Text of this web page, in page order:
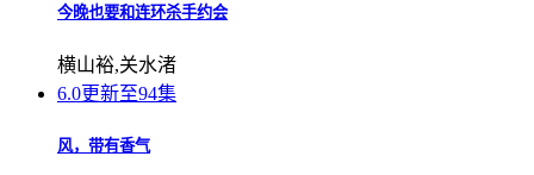
今晚也要和连环杀手约会
横山裕,关水渚
6.0更新至94集
风，带有香气